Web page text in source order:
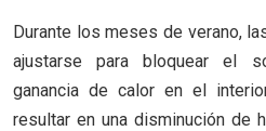
Durante los meses de verano,
ajustarse para bloquear el
ganancia de calor en el
resultar en una disminución de